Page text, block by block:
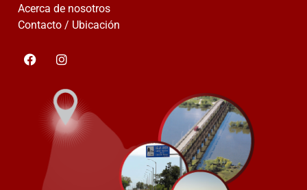
Acerca de nosotros
Contacto / Ubicación